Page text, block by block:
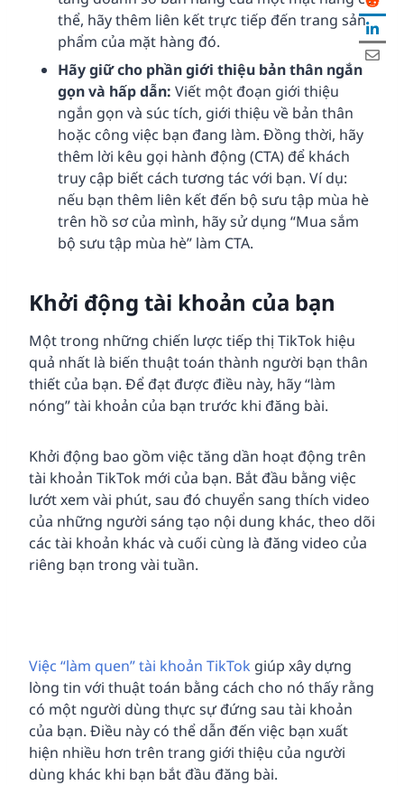
thể, hãy thêm liên kết trực tiếp đến trang sản
phẩm của mặt hàng đó.
Hãy giữ cho phần giới thiệu bản thân ngắn
gọn và hấp dẫn: Viết một đoạn giới thiệu
ngắn gọn và súc tích, giới thiệu về bản thân
hoặc công việc bạn đang làm. Đồng thời, hãy
thêm lời kêu gọi hành động (CTA) để khách
truy cập biết cách tương tác với bạn. Ví dụ:
nếu bạn thêm liên kết đến bộ sưu tập mùa hè
trên hồ sơ của mình, hãy sử dụng “Mua sắm
bộ sưu tập mùa hè” làm CTA.
Khởi động tài khoản của bạn
Một trong những chiến lược tiếp thị TikTok hiệu
quả nhất là biến thuật toán thành người bạn thân
thiết của bạn. Để đạt được điều này, hãy “làm
nóng” tài khoản của bạn trước khi đăng bài.
Khởi động bao gồm việc tăng dần hoạt động trên
tài khoản TikTok mới của bạn. Bắt đầu bằng việc
lướt xem vài phút, sau đó chuyển sang thích video
của những người sáng tạo nội dung khác, theo dõi
các tài khoản khác và cuối cùng là đăng video của
riêng bạn trong vài tuần.
Việc “làm quen” tài khoản TikTok giúp xây dựng
lòng tin với thuật toán bằng cách cho nó thấy rằng
có một người dùng thực sự đứng sau tài khoản
của bạn. Điều này có thể dẫn đến việc bạn xuất
hiện nhiều hơn trên trang giới thiệu của người
dùng khác khi bạn bắt đầu đăng bài.